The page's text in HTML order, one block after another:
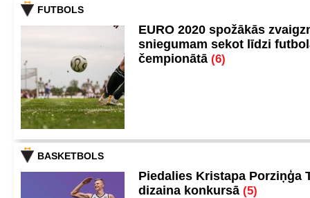
FUTBOLS
EURO 2020 spožākās
sniegumam sekot līdzi
čempionātā (6)
BASKETBOLS
Piedalies Kristapa Porziņģa
dizaina konkursā (5)